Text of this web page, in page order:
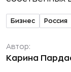
Бизнес Россия
Автор:
Карина